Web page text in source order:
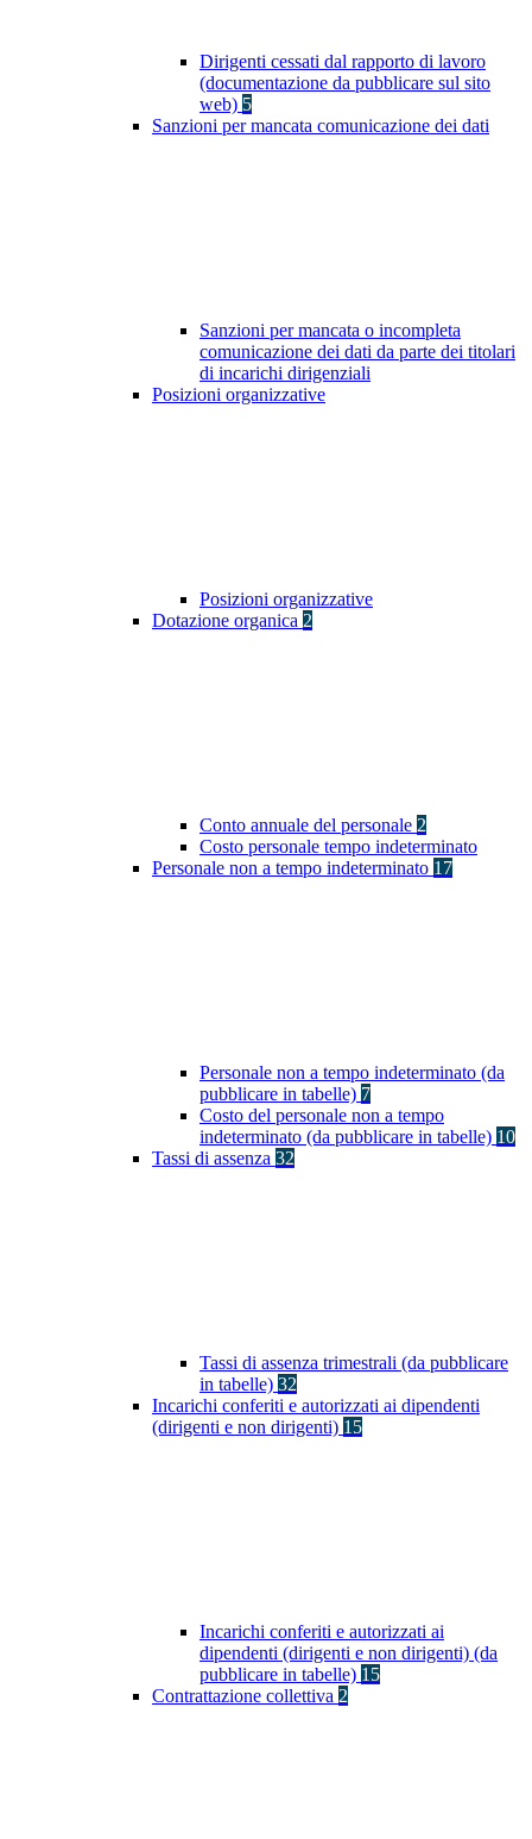
Dirigenti cessati dal rapporto di lavoro
(documentazione da pubblicare sul sito
web) 5
Sanzioni per mancata comunicazione dei dati
Sanzioni per mancata o incompleta
comunicazione dei dati da parte dei titolari
di incarichi dirigenziali
Posizioni organizzative
Posizioni organizzative
Dotazione organica 2
Conto annuale del personale 2
Costo personale tempo indeterminato
Personale non a tempo indeterminato 17
Personale non a tempo indeterminato (da
pubblicare in tabelle) 7
Costo del personale non a tempo
indeterminato (da pubblicare in tabelle) 10
Tassi di assenza 32
Tassi di assenza trimestrali (da pubblicare
in tabelle) 32
Incarichi conferiti e autorizzati ai dipendenti
(dirigenti e non dirigenti) 15
Incarichi conferiti e autorizzati ai
dipendenti (dirigenti e non dirigenti) (da
pubblicare in tabelle) 15
Contrattazione collettiva 2